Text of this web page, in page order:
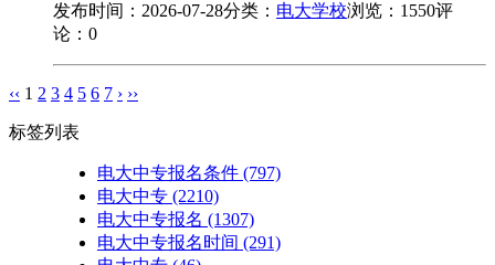
发布时间：2026-07-28分类： 电大学校浏览：1550评
论：0
‹‹ 1 2 3 4 5 6 7 › ››
标签列表
电大中专报名条件 (797)
电大中专 (2210)
电大中专报名 (1307)
电大中专报名时间 (291)